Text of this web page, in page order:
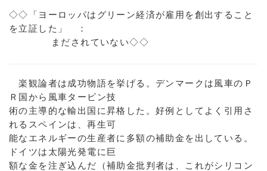
◇◇「ヨーロッパはグリーン経済が雇用を創出すること
を立証した」 ：
まだされていない◇◇
楽観論者は成功物語を挙げる。デンマークは風車のＰ
Ｒ国から風車タービン技
術の主導的な輸出国に昇格した。好例としてよく引用さ
れるスペインは、再生可
能なエネルギーの生産者に多額の補助金を出している。
ドイツは太陽光発電に巨
額な金を注ぎ込んだ（補助金批判者は、これがシリコン